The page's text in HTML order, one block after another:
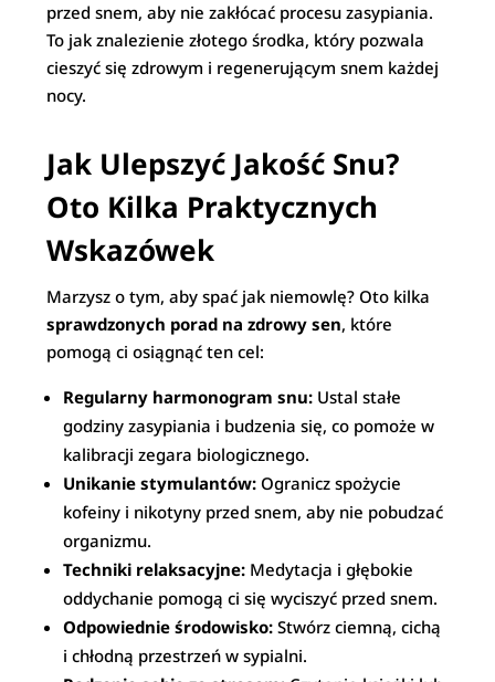
przed snem, aby nie zakłócać procesu zasypiania.
To jak znalezienie złotego środka, który pozwala
cieszyć się zdrowym i regenerującym snem każdej
nocy.
Jak Ulepszyć Jakość Snu?
Oto Kilka Praktycznych
Wskazówek
Marzysz o tym, aby spać jak niemowlę? Oto kilka
sprawdzonych porad na zdrowy sen, które
pomogą ci osiągnąć ten cel:
Regularny harmonogram snu: Ustal stałe
godziny zasypiania i budzenia się, co pomoże w
kalibracji zegara biologicznego.
Unikanie stymulantów: Ogranicz spożycie
kofeiny i nikotyny przed snem, aby nie pobudzać
organizmu.
Techniki relaksacyjne: Medytacja i głębokie
oddychanie pomogą ci się wyciszyć przed snem.
Odpowiednie środowisko: Stwórz ciemną, cichą
i chłodną przestrzeń w sypialni.